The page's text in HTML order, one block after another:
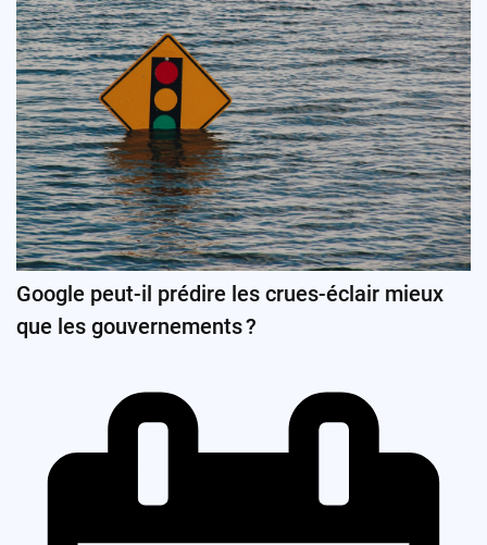
Google peut-il prédire les crues-éclair mieux
que les gouvernements ?